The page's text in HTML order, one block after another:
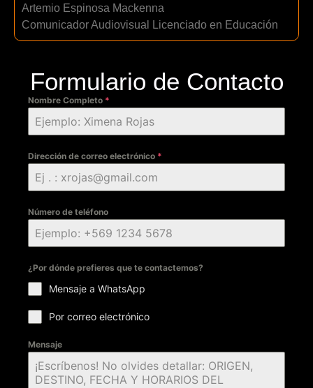
Artemio Espinosa Mackenna
Comunicador Audiovisual Licenciado en Educación
Formulario de Contacto
Nombre Completo *
Dirección de correo electrónico *
Número de teléfono
¿Por dónde prefieres que te contactemos?
Mensaje a WhatsApp
Por correo electrónico
Mensaje